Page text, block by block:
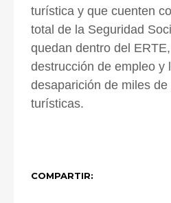
turística y que cuenten
total de la Seguridad
quedan dentro del
destrucción de empleo y
desaparición de miles
turísticas.
COMPARTIR: